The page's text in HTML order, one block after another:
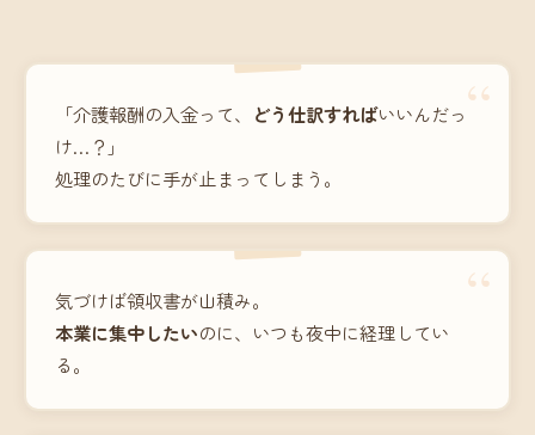
“
「介護報酬の入金って、 どう仕訳すればいいんだっ
け…？」
処理のたびに手が止まってしまう。
“
気づけば領収書が山積み。
本業に集中したいのに、いつも夜中に経理してい
る。